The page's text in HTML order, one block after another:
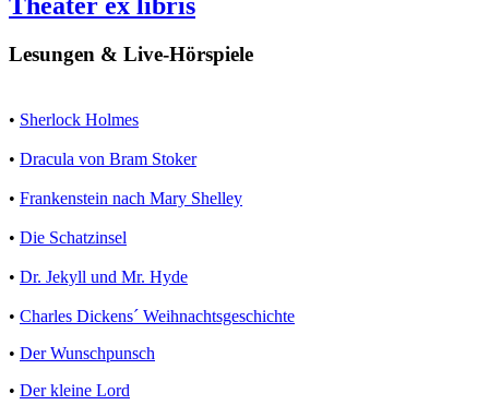
Lesungen & Live-Hörspiele
• Sherlock Holmes
• Dracula von Bram Stoker
• Frankenstein nach Mary Shelley
• Die Schatzinsel
• Dr. Jekyll und Mr. Hyde
• Charles Dickens´ Weihnachtsgeschichte
• Der Wunschpunsch
• Der kleine Lord